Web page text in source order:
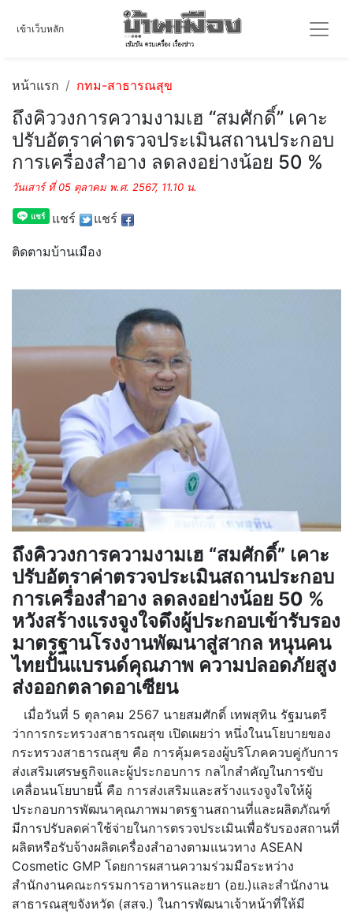
เข้าเว็บหลัก
หน้าแรก กทม-สาธารณสุข
ถึงคิววงการความงามเฮ “สมศักดิ์” เคาะ
ปรับอัตราค่าตรวจประเมินสถานประกอบ
การเครื่องสำอาง ลดลงอย่างน้อย 50 %
วันเสาร์ ที่ 05 ตุลาคม พ.ศ. 2567, 11.10 น.
แชร์ แชร์
ติดตามบ้านเมือง
ถึงคิววงการความงามเฮ “สมศักดิ์” เคาะ
ปรับอัตราค่าตรวจประเมินสถานประกอบ
การเครื่องสำอาง ลดลงอย่างน้อย 50 %
หวังสร้างแรงจูงใจดึงผู้ประกอบเข้ารับรอง
มาตรฐานโรงงานพัฒนาสู่สากล หนุนคน
ไทยปั้นแบรนด์คุณภาพ ความปลอดภัยสูง
ส่งออกตลาดอาเซียน
เมื่อวันที่ 5 ตุลาคม 2567 นายสมศักดิ์ เทพสุทิน รัฐมนตรี
ว่าการกระทรวงสาธารณสุข เปิดเผยว่า หนึ่งในนโยบายของ
กระทรวงสาธารณสุข คือ การคุ้มครองผู้บริโภคควบคู่กับการ
ส่งเสริมเศรษฐกิจและผู้ประกอบการ กลไกสำคัญในการขับ
เคลื่อนนโยบายนี้ คือ การส่งเสริมและสร้างแรงจูงใจให้ผู้
ประกอบการพัฒนาคุณภาพมาตรฐานสถานที่และผลิตภัณฑ์
มีการปรับลดค่าใช้จ่ายในการตรวจประเมินเพื่อรับรองสถานที่
ผลิตหรือรับจ้างผลิตเครื่องสำอางตามแนวทาง ASEAN
Cosmetic GMP โดยการผสานความร่วมมือระหว่าง
สำนักงานคณะกรรมการอาหารและยา (อย.)และสำนักงาน
สาธารณสุขจังหวัด (สสจ.) ในการพัฒนาเจ้าหน้าที่ให้มี